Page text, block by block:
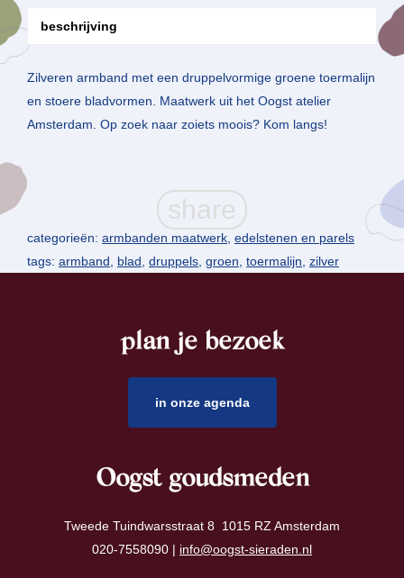
beschrijving
Zilveren armband met een druppelvormige groene toermalijn
en stoere bladvormen. Maatwerk uit het Oogst atelier
Amsterdam. Op zoek naar zoiets moois? Kom langs!
categorieën: armbanden maatwerk edelstenen en parels
tags: armband blad druppels groen toermalijn zilver
plan je bezoek
in onze agenda
Oogst goudsmeden
Tweede Tuindwarsstraat 8 1015 RZ Amsterdam
020-7558090 | info@oogst-sieraden.nl